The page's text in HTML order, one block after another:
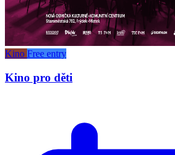
Kino Free entry
Kino pro děti